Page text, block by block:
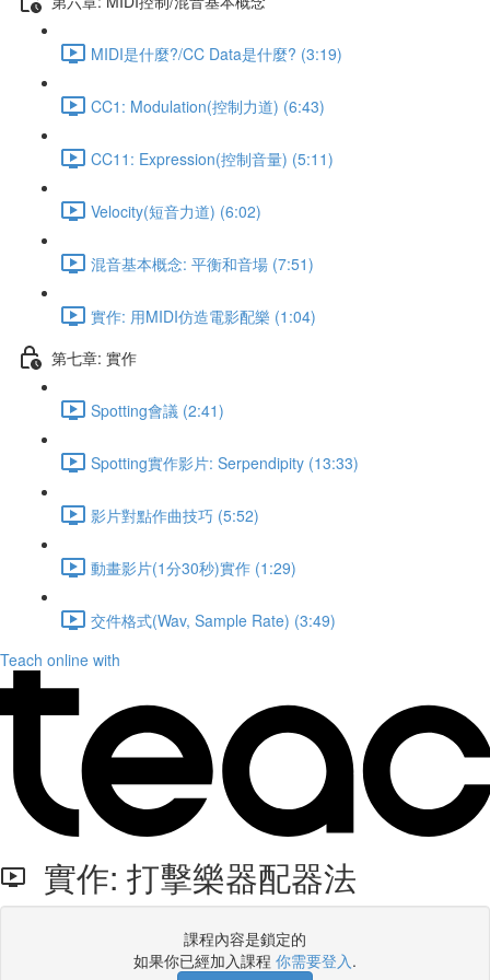
MIDI是什麼?/CC Data是什麼? (3:19)
CC1: Modulation(控制力道) (6:43)
CC11: Expression(控制音量) (5:11)
Velocity(短音力道) (6:02)
混音基本概念: 平衡和音場 (7:51)
實作: 用MIDI仿造電影配樂 (1:04)
第七章: 實作
Spotting會議 (2:41)
Spotting實作影片: Serpendipity (13:33)
影片對點作曲技巧 (5:52)
動畫影片(1分30秒)實作 (1:29)
交件格式(Wav, Sample Rate) (3:49)
Teach online with
實作: 打擊樂器配器法
課程內容是鎖定的
如果你已經加入課程 你需要登入.